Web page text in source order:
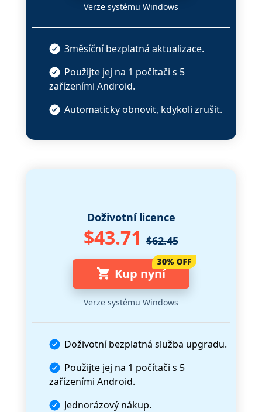
Verze systému Windows
3měsíční bezplatná aktualizace.
Použijte jej na 1 počítači s 5
zařízeními Android.
Automaticky obnovit, kdykoli zrušit.
Doživotní licence
$43.71 $62.45
Kup nyní
Verze systému Windows
Doživotní bezplatná služba upgradu.
Použijte jej na 1 počítači s 5
zařízeními Android.
Jednorázový nákup.